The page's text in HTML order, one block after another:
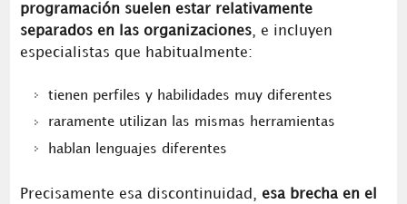
programación suelen estar relativamente
separados en las organizaciones, e incluyen
especialistas que habitualmente:
tienen perfiles y habilidades muy diferentes
raramente utilizan las mismas herramientas
hablan lenguajes diferentes
Precisamente esa discontinuidad, esa brecha en el